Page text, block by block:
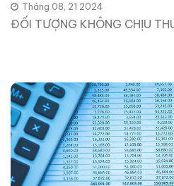
Tháng 08, 21 2024
ĐỐI TƯỢNG KHÔNG CHỊU